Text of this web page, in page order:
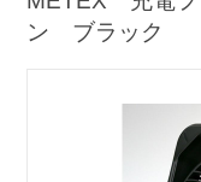
ン ブラック